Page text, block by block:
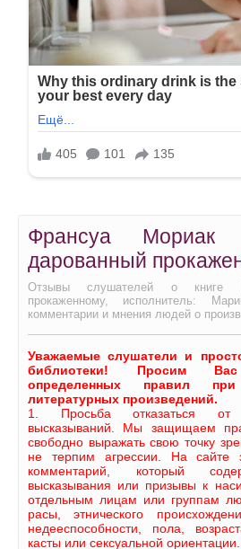
Франсуа
дарованный
Отзывы слушателей о книге
прокаженному, исполнитель:
комментарии и мнения людей о
Уважаемые слушатели и
библиотеки! Просим Вас
определенных правил при
литературных произведений.
1. Просьба отказаться от
высказываний. Мы защищаем
свободно выражать свою точку
не терпим агрессии. На сайте
комментарий, который
высказывания или призывы к
отдельным лицам или группам
расы, этнического
недееспособности, пола,
касты или сексуальной ориентации.